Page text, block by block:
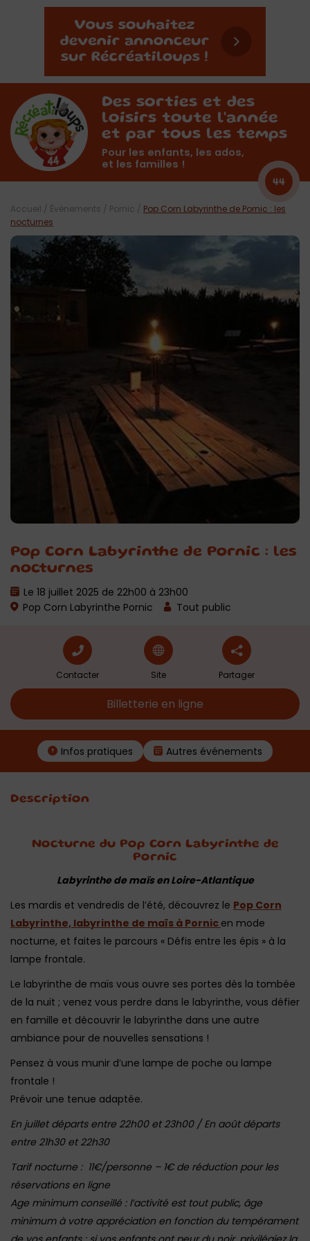
Des sorties et des
loisirs toute l'année
et par tous les temps
Pour les enfants, les ados,
et les familles !
44
Pop Corn Labyrinthe de Pornic : les
nocturnes
Le 18 juillet 2025 de 22h00 à 23h00
Pop Corn Labyrinthe Pornic
Tout public
Accueil / Évènements / Pornic / Pop Corn Labyrinthe de Pornic : les
nocturnes
Contacter Site Partager
Billetterie en ligne
Infos pratiques Autres événements
Description
Nocturne du Pop Corn Labyrinthe de
Pornic
Labyrinthe de maïs en Loire-Atlantique
Les mardis et vendredis de l’été, découvrez le Pop Corn
Labyrinthe, labyrinthe de maïs à Pornic en mode
nocturne, et faites le parcours « Défis entre les épis » à la
lampe frontale.
Le labyrinthe de maïs vous ouvre ses portes dès la tombée
de la nuit ; venez vous perdre dans le labyrinthe, vous défier
en famille et découvrir le labyrinthe dans une autre
ambiance pour de nouvelles sensations !
Pensez à vous munir d’une lampe de poche ou lampe
frontale !
Prévoir une tenue adaptée.
En juillet départs entre 22h00 et 23h00 / En août départs
entre 21h30 et 22h30
Tarif nocturne : 11€/personne – 1€ de réduction pour les
réservations en ligne
Age minimum conseillé : l’activité est tout public, âge
minimum à votre appréciation en fonction du tempérament